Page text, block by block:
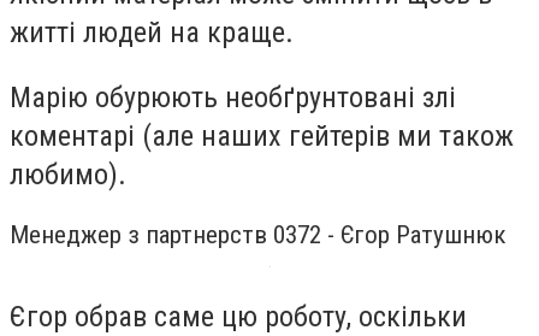
житті людей на краще.
Марію обурюють необґрунтовані злі
коментарі (але наших гейтерів ми також
любимо).
Менеджер з партнерств 0372 - Єгор Ратушнюк
Єгор обрав саме цю роботу, оскільки